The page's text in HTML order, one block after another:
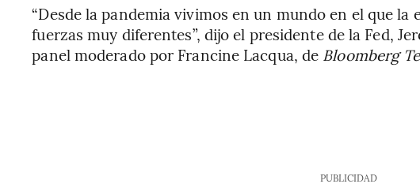
“Desde la pandemia vivimos en un mundo en el que la
fuerzas muy diferentes”, dijo el presidente de la Fed,
panel moderado por Francine Lacqua, de Bloomberg
PUBLICIDAD